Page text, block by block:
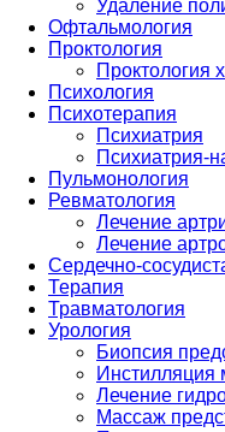
Удаление
Офтальмология
Проктология
Проктология
Психология
Психотерапия
Психиатрия
Психиатрия-
Пульмонология
Ревматология
Лечение
Лечение
Сердечно-
Терапия
Травматология
Урология
Биопсия
Инстилляция
Лечение
Массаж